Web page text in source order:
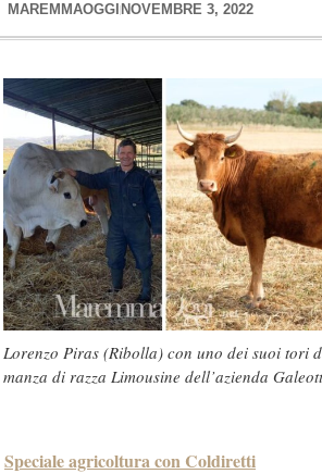
MAREMMAOGGI NOVEMBRE 3, 2022
Lorenzo Piras (Ribolla) con uno dei suoi tori
manza di razza Limousine dell’azienda
Speciale agricoltura con Coldiretti